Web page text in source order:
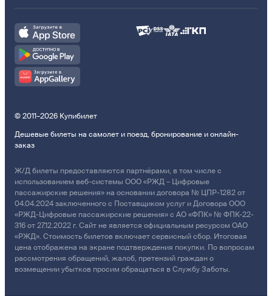
© 2011–2026 Купибилет
Дешевые билеты на самолет и поезд, бронирование и онлайн-
заказ
Ж/Д билеты предоставляются партнёрами, в том числе с
использованием веб-системы ООО «РЖД – Цифровые
пассажирские решения» на основании договора № ЦПР-1282 от
04.04.2024 заключенного с Поставщиком услуг и Договора ООО
«РЖД-Цифровые пассажирские решения» с АО «ФПК» № ФПК-22-
316 от 27.12.2022 г. Сайт не является официальным ресурсом ОАО
«РЖД». Стоимость билетов включает сервисный сбор. Итоговая
цена отображена на экране подтверждения покупки. По вопросам
рассмотрения обращений, жалоб, претензий граждан о
возмещении убытков просим обращаться в Службу Заботы.